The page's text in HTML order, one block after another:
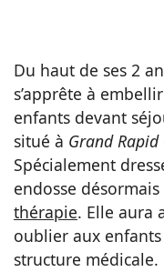
Du haut de ses 2
s’apprête à
enfants devant
situé à Grand Rapid
Spécialement
endosse
thérapie. Elle aura
oublier aux
structure médicale.